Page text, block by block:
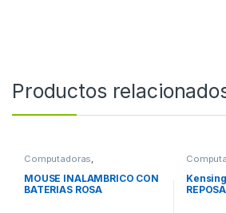
Productos
Computadoras
Computadoras de Escritorio
MOUSE INALAMBRICO CON
BATERIAS ROSA